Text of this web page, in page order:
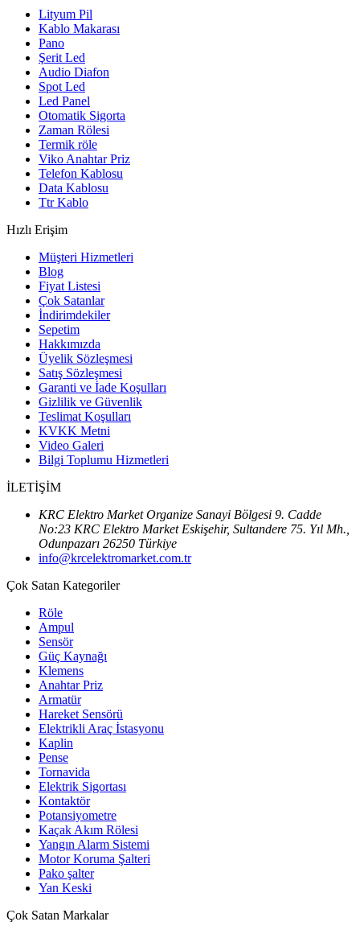
Lityum Pil
Kablo Makarası
Pano
Şerit Led
Audio Diafon
Spot Led
Led Panel
Otomatik Sigorta
Zaman Rölesi
Termik röle
Viko Anahtar Priz
Telefon Kablosu
Data Kablosu
Ttr Kablo
Hızlı Erişim
Müşteri Hizmetleri
Blog
Fiyat Listesi
Çok Satanlar
İndirimdekiler
Sepetim
Hakkımızda
Üyelik Sözleşmesi
Satış Sözleşmesi
Garanti ve İade Koşulları
Gizlilik ve Güvenlik
Teslimat Koşulları
KVKK Metni
Video Galeri
Bilgi Toplumu Hizmetleri
İLETİŞİM
KRC Elektro Market Organize Sanayi Bölgesi 9. Cadde
No:23 KRC Elektro Market Eskişehir, Sultandere 75. Yıl Mh.,
Odunpazarı 26250 Türkiye
info@krcelektromarket.com.tr
Çok Satan Kategoriler
Röle
Ampul
Sensör
Güç Kaynağı
Klemens
Anahtar Priz
Armatür
Hareket Sensörü
Elektrikli Araç İstasyonu
Kaplin
Pense
Tornavida
Elektrik Sigortası
Kontaktör
Potansiyometre
Kaçak Akım Rölesi
Yangın Alarm Sistemi
Motor Koruma Şalteri
Pako şalter
Yan Keski
Çok Satan Markalar